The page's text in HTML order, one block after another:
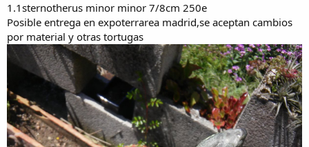
e
a
c
i
ó
n
1.1sternotherus minor minor 7/8cm 250e
Posible entrega en expoterrarea madrid,se aceptan cambios
por material y otras tortugas